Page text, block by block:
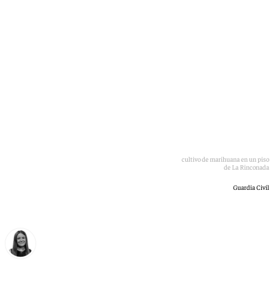
Un agente accede al interior de la vivienda donde se hallaba el cultivo de marihuana en un piso
de La Rinconada
Guardia Civil